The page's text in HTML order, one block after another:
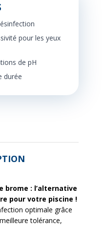
pour les yeux
de pH
durée
brome : l’alternative
pour votre piscine !
optimale grâce
tolérance,